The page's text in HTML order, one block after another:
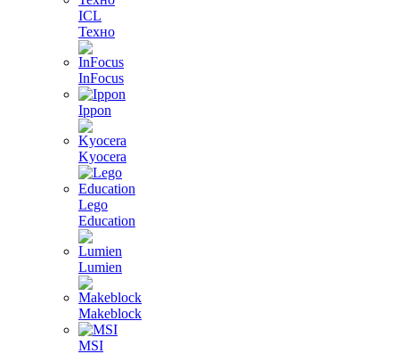
ICL
Техно
InFocus
Ippon
Kyocera
Lego
Education
Lumien
Makeblock
MSI